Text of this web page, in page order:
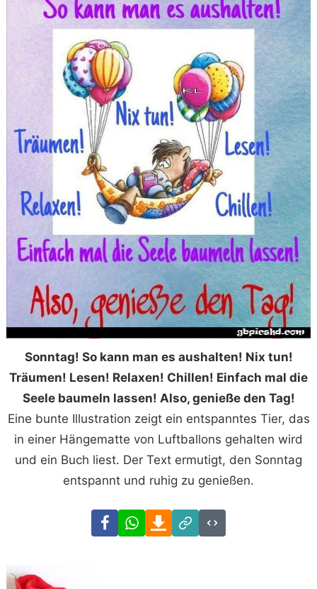
Sonntag! So kann man es aushalten! Nix tun!
Träumen! Lesen! Relaxen! Chillen! Einfach mal die
Seele baumeln lassen! Also, genieße den Tag!
Eine bunte Illustration zeigt ein entspanntes Tier, das
in einer Hängematte von Luftballons gehalten wird
und ein Buch liest. Der Text ermutigt, den Sonntag
entspannt und ruhig zu genießen.
FacebookWhatsAppDownload
Link
Code